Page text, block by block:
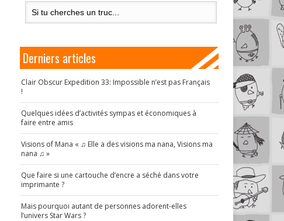
Derniers articles
Clair Obscur Expedition 33: Impossible n’est pas Français
!
Quelques idées d’activités sympas et économiques à
faire entre amis
Visions of Mana « ♫ Elle a des visions ma nana, Visions ma
nana ♫ »
Que faire si une cartouche d’encre a séché dans votre
imprimante ?
Mais pourquoi autant de personnes adorent-elles
l’univers Star Wars ?